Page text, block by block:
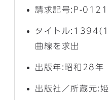
請求記号:P-0121
タイトル
曲線を求出
出版年:昭和28年
出版社／所蔵元: